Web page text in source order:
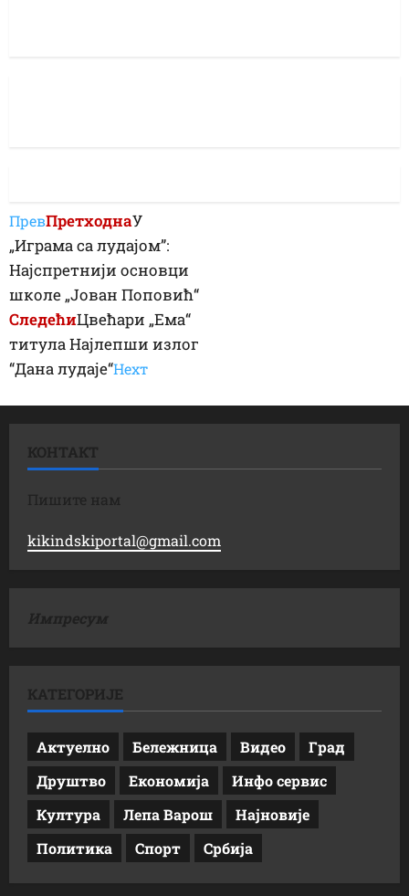
ПревПретходнаУ
„Играма са лудајом”:
Најспретнији основци
школе „Јован Поповић“
СледећиЦвећари „Ема“
титула Најлепши излог
“Дана лудаје“Неxт
КОНТАКТ
Пишите нам
kikindskiportal@gmail.com
Импресум
КАТЕГОРИЈЕ
Актуелно Бележница Видео
Град
Друштво
Економија
Инфо сервис
Култура
Лепа Варош
Најновије
Политика
Спорт Србија